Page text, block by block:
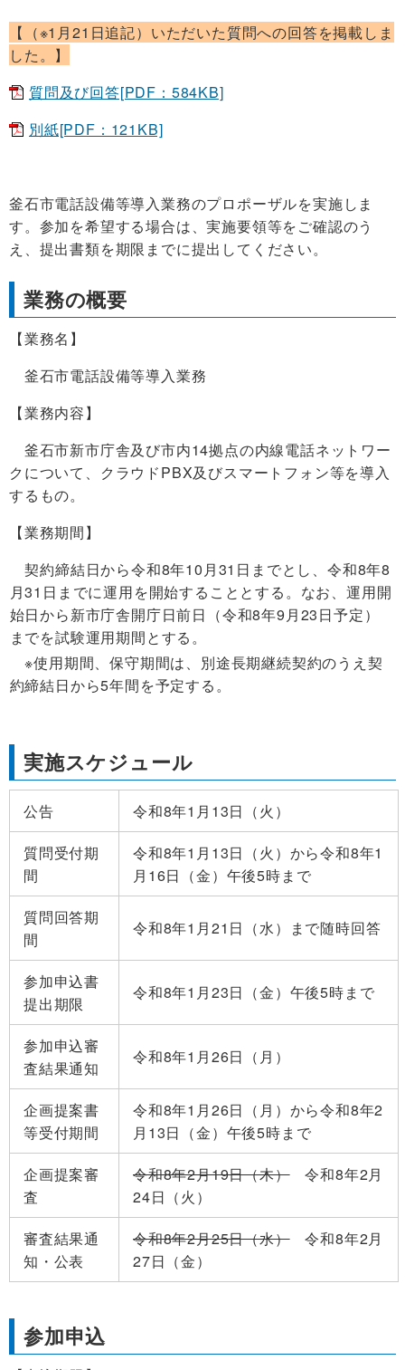
【（※1月21日追記）いただいた質問への回答を掲載しま
した。】
質問及び回答[PDF：584KB]
別紙[PDF：121KB]
釜石市電話設備等導入業務のプロポーザルを実施しま
す。参加を希望する場合は、実施要領等をご確認のう
え、提出書類を期限までに提出してください。
業務の概要
【業務名】
釜石市電話設備等導入業務
【業務内容】
釜石市新市庁舎及び市内14拠点の内線電話ネットワー
クについて、クラウドPBX及びスマートフォン等を導入
するもの。
【業務期間】
契約締結日から令和8年10月31日までとし、令和8年8
月31日までに運用を開始することとする。なお、運用開
始日から新市庁舎開庁日前日（令和8年9月23日予定）
までを試験運用期間とする。
※使用期間、保守期間は、別途長期継続契約のうえ契
約締結日から5年間を予定する。
実施スケジュール
公告
令和8年1月13日（火）
質問受付期
間
令和8年1月13日（火）から令和8年1
月16日（金）午後5時まで
質問回答期
間
令和8年1月21日（水）まで随時回答
参加申込書
提出期限
令和8年1月23日（金）午後5時まで
参加申込審
査結果通知
令和8年1月26日（月）
企画提案書
等受付期間
令和8年1月26日（月）から令和8年2
月13日（金）午後5時まで
企画提案審
査
令和8年2月19日（木）令和8年2月
24日（火）
審査結果通
知・公表
令和8年2月25日（水）令和8年2月
27日（金）
参加申込